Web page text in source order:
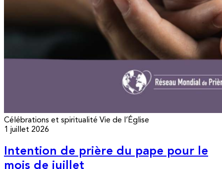
Célébrations et spiritualité Vie de l’Église
1 juillet 2026
Intention de prière du pape pour le
mois de juillet